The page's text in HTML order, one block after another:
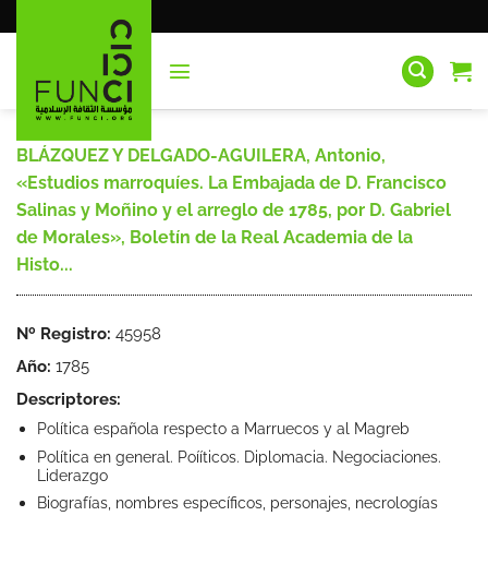
al
BLÁZQUEZ Y DELGADO-AGUILERA, Antonio,
«Estudios marroquíes. La Embajada de D. Francisco
Salinas y Moñino y el arreglo de 1785, por D. Gabriel
de Morales», Boletín de la Real Academia de la
Histo...
Nº Registro: 45958
Año: 1785
Descriptores:
Política española respecto a Marruecos y al Magreb
Política en general. Poííticos. Diplomacia. Negociaciones.
Liderazgo
Biografías, nombres específicos, personajes, necrologías